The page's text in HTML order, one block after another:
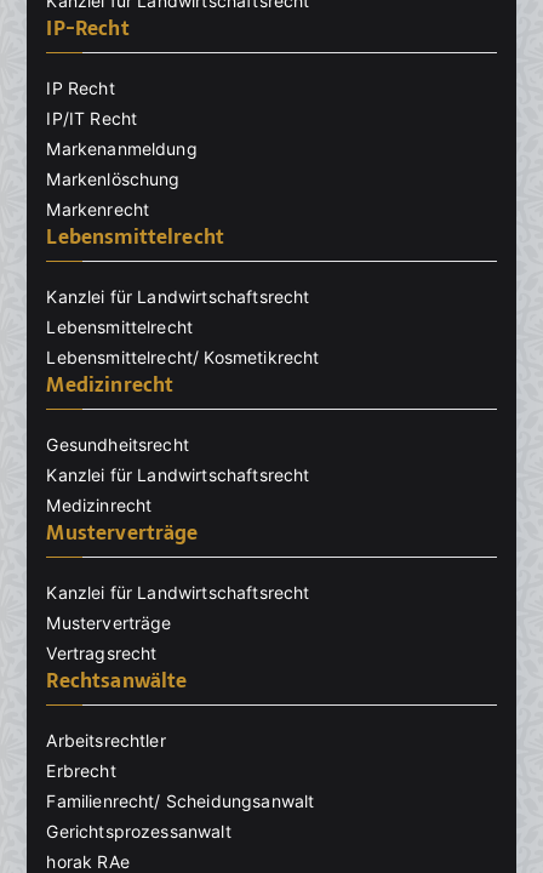
IP-Recht
IP Recht
IP/IT Recht
Markenanmeldung
Markenlöschung
Markenrecht
Lebensmittelrecht
Kanzlei für Landwirtschaftsrecht
Lebensmittelrecht
Lebensmittelrecht/ Kosmetikrecht
Medizinrecht
Gesundheitsrecht
Kanzlei für Landwirtschaftsrecht
Medizinrecht
Musterverträge
Kanzlei für Landwirtschaftsrecht
Musterverträge
Vertragsrecht
Rechtsanwälte
Arbeitsrechtler
Erbrecht
Familienrecht/ Scheidungsanwalt
Gerichtsprozessanwalt
horak RAe